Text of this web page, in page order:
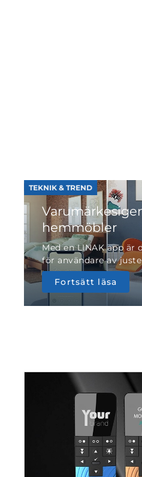
i appar
är det enkelt att öka
justerbara komfortsä...